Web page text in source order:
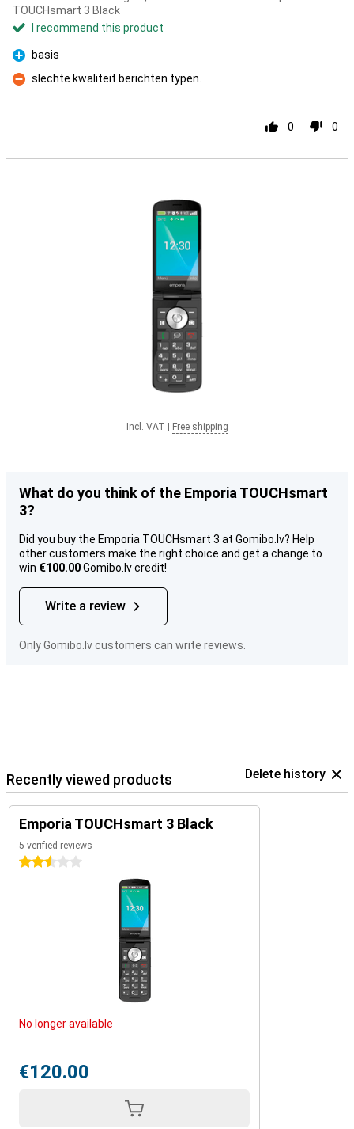
TOUCHsmart 3 Black
I recommend this product
Pro
basis
Con
slechte kwaliteit berichten typen.
0 0
Incl. VAT Free shipping
What do you think of the Emporia TOUCHsmart
3?
Did you buy the Emporia TOUCHsmart 3 at Gomibo.lv? Help
other customers make the right choice and get a change to
win €100.00Gomibo.lv credit!
Write a review
Only Gomibo.lv customers can write reviews.
Recently viewed products Delete history
Emporia TOUCHsmart 3 Black
5 verified reviews
2.5 stars
No longer available
€120.00